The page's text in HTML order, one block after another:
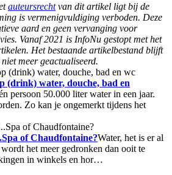
auteursrechtvan dit artikel ligt bij de
is vermenigvuldiging verboden. Deze
aard en geen vervanging voor
Vanaf 2021 is InfoNu gestopt met het
Het bestaande artikelbestand blijft
meer geactualiseerd.
(drink) water, douche, bad en
persoon 50.000 liter water in een jaar.
Zo kan je ongemerkt tijdens het
of Chaudfontaine?Water, het is er al
het meer gedronken dan ooit te
in winkels en hor…